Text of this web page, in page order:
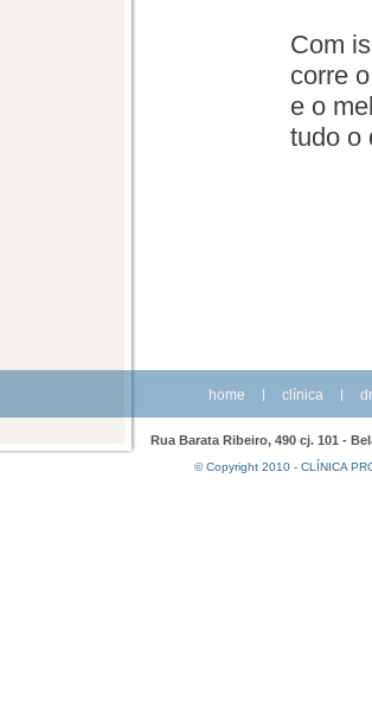
Com
corre
e o
tudo o
home | clínica |
Rua Barata Ribeiro, 490 cj. 101 -
© Copyright 2010 - CLÍNICA